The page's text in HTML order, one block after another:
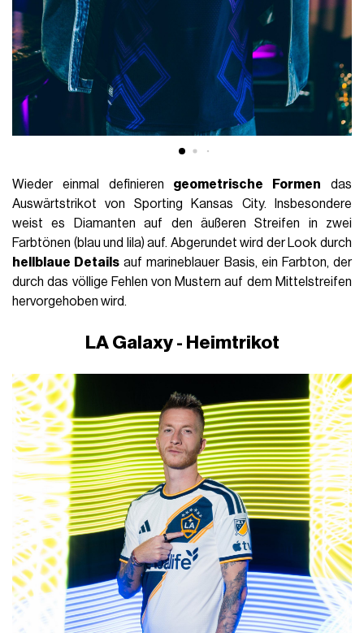
Wieder einmal definieren geometrische Formen das
Auswärtstrikot von Sporting Kansas City. Insbesondere
weist es Diamanten auf den äußeren Streifen in zwei
Farbtönen (blau und lila) auf. Abgerundet wird der Look durch
hellblaue Details auf marineblauer Basis, ein Farbton, der
durch das völlige Fehlen von Mustern auf dem Mittelstreifen
hervorgehoben wird.
LA Galaxy - Heimtrikot